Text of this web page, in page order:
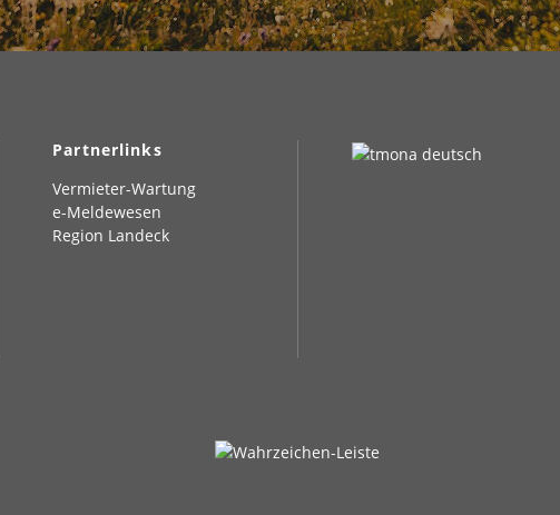
Partnerlinks
Vermieter-Wartung
e-Meldewesen
Region Landeck